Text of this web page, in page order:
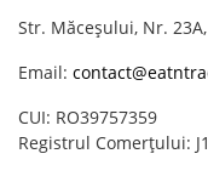
Str. Măceșului, Nr.
Email:
CUI: RO39757359
Registrul Comerțului: